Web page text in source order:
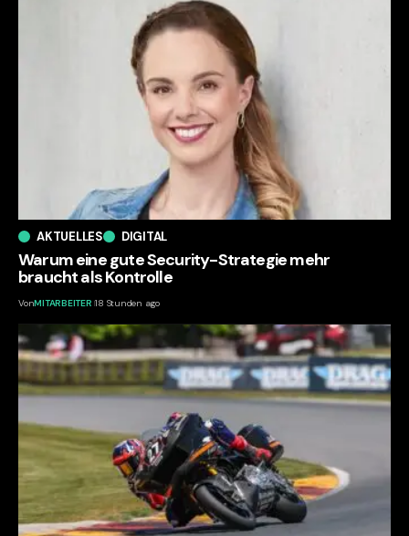
AKTUELLES DIGITAL
Warum eine gute Security-Strategie mehr
braucht als Kontrolle
VonMITARBEITER 18 Stunden ago